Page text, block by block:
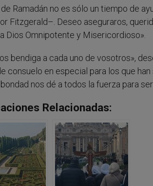
de Ramadán no es sólo un tiempo de
Fitzgerald–. Deseo aseguraros,
Dios Omnipotente y Misericordioso».
os bendiga a cada uno de vosotros»,
consuelo en especial para los que
nos dé a todos la fuerza para
Relacionadas: